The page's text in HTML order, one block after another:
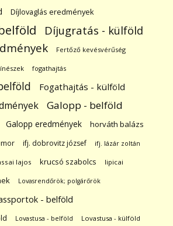
Díjlovaglás eredmények
Díjugratás - külföld
Fertőző kevésvérűség
fogathajtás
Fogathajtás - külföld
Galopp - belföld
Galopp eredmények horváth balázs
ifj. dobrovitz józsef ifj. lázár zoltán
lajos krucsó szabolcs lipicai
Lovasrendőrök; polgárőrök
- belföld
Lovastusa - belföld Lovastusa - külföld